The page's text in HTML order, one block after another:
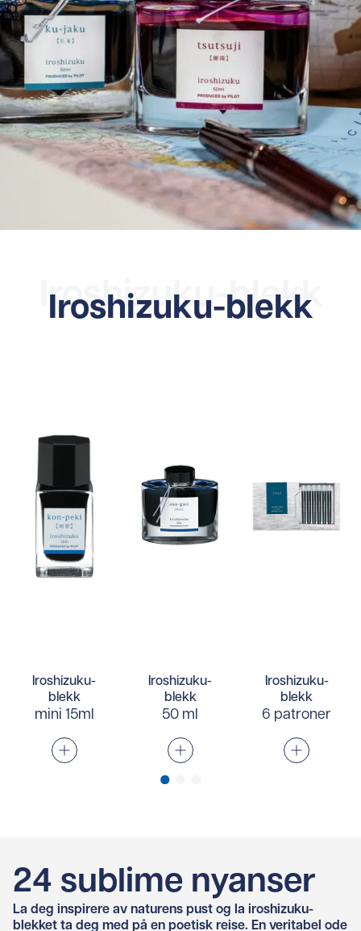
Iroshizuku-blekk
Iroshizuku-blekk
Iroshizuku-
blekk
mini 15ml
Iroshizuku-
blekk
50 ml
Iroshizuku-
blekk
6 patroner
24 sublime nyanser
La deg inspirere av naturens pust og la iroshizuku-
blekket ta deg med på en poetisk reise. En veritabel ode